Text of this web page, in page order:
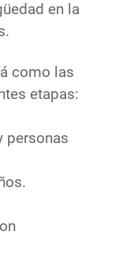
en la
como las
etapas:
personas